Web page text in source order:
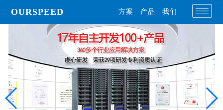
OURSPEED 方案 产品 我们